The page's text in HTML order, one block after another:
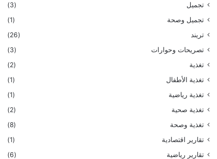
تجميل
(3)
تجميل وصحة
(1)
تريند
(26)
تصريحات وحوارات
(3)
تغذية
(2)
تغذية الأطفال
(1)
تغذية رياضية
(1)
تغذية صحية
(2)
تغذية وصحة
(8)
تقارير اقتصادية
(1)
تقارير رياضية
(6)